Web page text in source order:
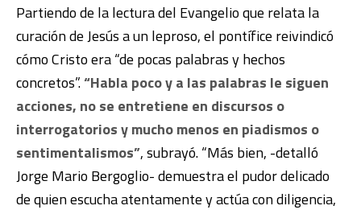
Partiendo de la lectura del Evangelio que relata la
curación de Jesús a un leproso, el pontífice reivindicó
cómo Cristo era “de pocas palabras y hechos
concretos”.“Habla poco y a las palabras le siguen
acciones, no se entretiene en discursos o
interrogatorios y mucho menos en piadismos o
sentimentalismos”, subrayó. “Más bien, -detalló
Jorge Mario Bergoglio- demuestra el pudor delicado
de quien escucha atentamente y actúa con diligencia,